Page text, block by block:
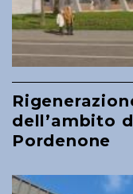
dell’ambito
Pordenone